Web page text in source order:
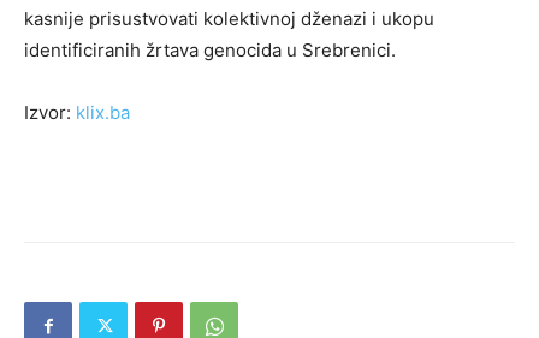
kasnije prisustvovati kolektivnoj dženazi i ukopu
identificiranih žrtava genocida u Srebrenici.
Izvor: klix.ba